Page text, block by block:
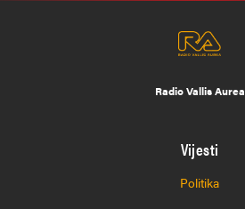
Radio Vallis Aurea
Vijesti
Politika